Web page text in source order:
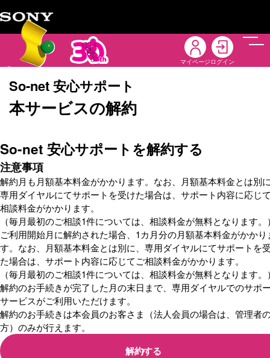
マイページ ログイン
メニ
So-net 安心サポート
本サービスの解約
So-net 安心サポートを解約する
注意事項
解約月も月額基本料金がかかります。なお、月額基本料金とは別
専用ダイヤルにてサポートを受けた場合は、サポート内容に応じ
相談料金がかかります。
（毎月最初のご相談1件については、相談料金が無料となります。
ご利用開始月に解約された場合、1カ月分の月額基本料金がかかり
す。なお、月額基本料金とは別に、専用ダイヤルにてサポートを
た場合は、サポート内容に応じてご相談料金がかかります。
（毎月最初のご相談1件については、相談料金が無料となります。
解約のお手続きが完了した月の末日まで、専用ダイヤルでのサポ
サービスがご利用いただけます。
解約のお手続きは本会員のお客さま（法人会員の場合は、管理者
方）のみが行えます。
解約する